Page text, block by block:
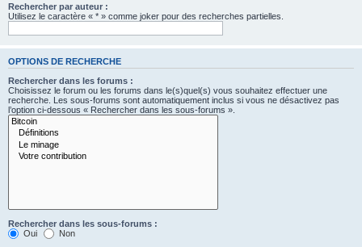
Rechercher par auteur :
Utilisez le caractère « * » comme joker pour des recherches partielles.
OPTIONS DE RECHERCHE
Rechercher dans les forums :
Choisissez le forum ou les forums dans le(s)quel(s) vous souhaitez effectuer une
recherche. Les sous-forums sont automatiquement inclus si vous ne désactivez pas
l’option ci-dessous « Rechercher dans les sous-forums ».
Rechercher dans les sous-forums :
Oui
Non